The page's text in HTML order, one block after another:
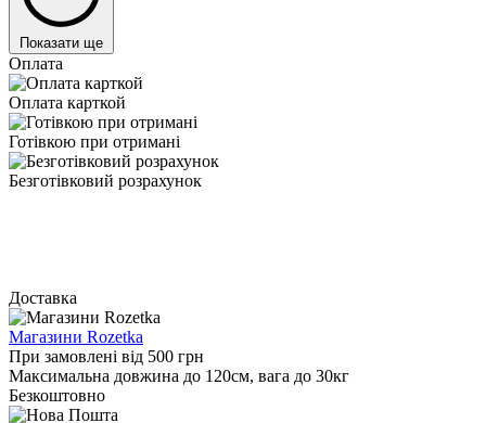
Показати ще
Оплата
Оплата карткой
Готівкою при отримані
Безготівковий розрахунок
Доставка
Магазини Rozetka
При замовлені від 500 грн
Максимальна довжина до 120см, вага до 30кг
Безкоштовно